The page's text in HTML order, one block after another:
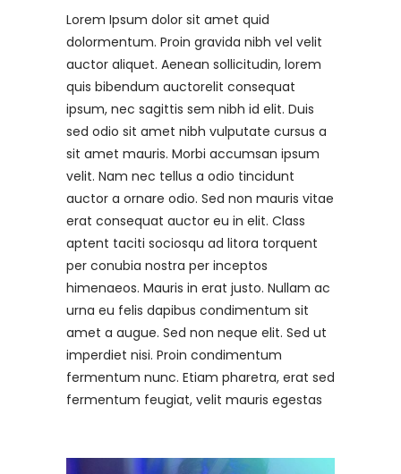
Lorem Ipsum dolor sit amet quid
dolormentum. Proin gravida nibh vel velit
auctor aliquet. Aenean sollicitudin, lorem
quis bibendum auctorelit consequat
ipsum, nec sagittis sem nibh id elit. Duis
sed odio sit amet nibh vulputate cursus a
sit amet mauris. Morbi accumsan ipsum
velit. Nam nec tellus a odio tincidunt
auctor a ornare odio. Sed non mauris vitae
erat consequat auctor eu in elit. Class
aptent taciti sociosqu ad litora torquent
per conubia nostra per inceptos
himenaeos. Mauris in erat justo. Nullam ac
urna eu felis dapibus condimentum sit
amet a augue. Sed non neque elit. Sed ut
imperdiet nisi. Proin condimentum
fermentum nunc. Etiam pharetra, erat sed
fermentum feugiat, velit mauris egestas